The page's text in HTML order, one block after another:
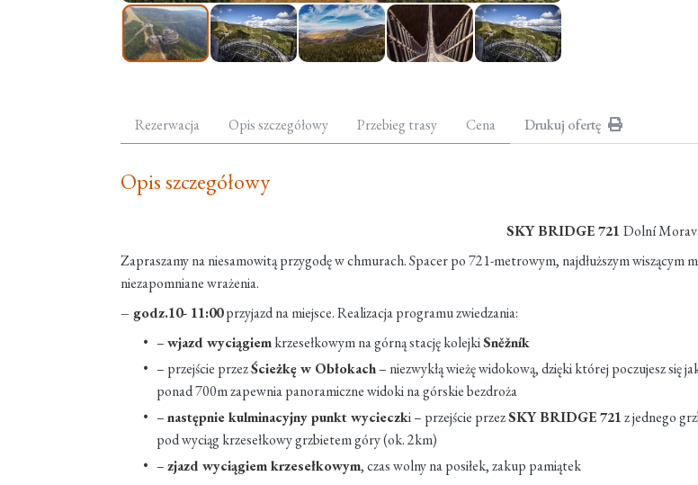
Rezerwacja Opis szczegółowy Przebieg trasy Cena Drukuj ofertę
Opis szczegółowy
SKY BRIDGE 721 Dolní
Zapraszamy na niesamowitą przygodę w chmurach. Spacer po 721-metrowym, najdłuższym
niezapomniane wrażenia.
– godz.10- 11:00przyjazd na miejsce. Realizacja programu zwiedzania:
–wjazd wyciągiemkrzesełkowym na górną stację kolejkiSněžník
– przejście przezŚcieżkę w Obłokach– niezwykłą wieżę widokową, dzięki której poczujesz się
ponad 700m zapewnia panoramiczne widoki na górskie bezdroża
–następnie kulminacyjny punkt wycieczki – przejście przezSKY BRIDGE 721z jednego
pod wyciąg krzesełkowy grzbietem góry (ok. 2km)
–zjazd wyciągiem krzesełkowym, czas wolny na posiłek, zakup pamiątek